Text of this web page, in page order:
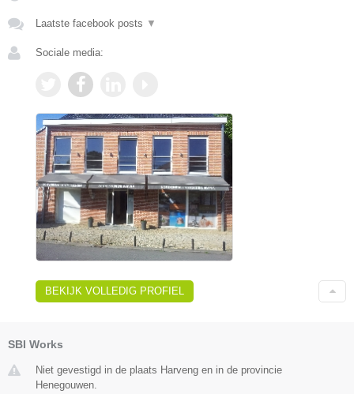
Laatste facebook posts ▼
Sociale media:
BEKIJK VOLLEDIG PROFIEL
SBI Works
Niet gevestigd in de plaats Harveng en in de provincie
Henegouwen.